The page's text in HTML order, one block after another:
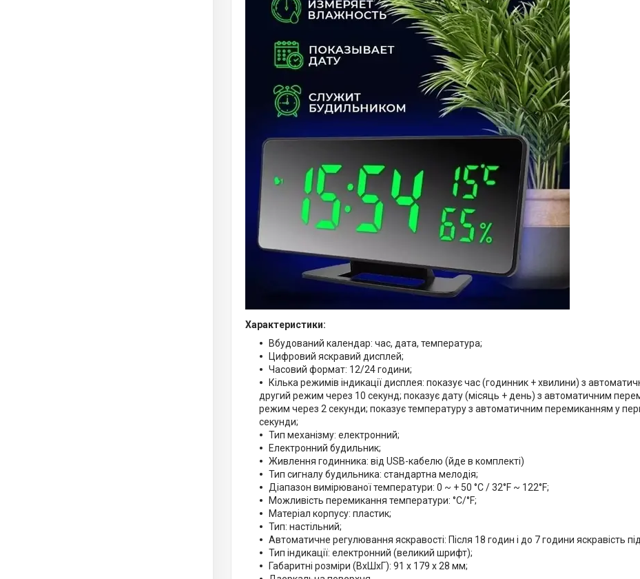
Характеристики:
Вбудований календар: час, дата, температура;
Цифровий яскравий дисплей;
Часовий формат: 12/24 години;
Кілька режимів індикації дисплея: показує час (годинник + хвилини) з
другий режим через 10 секунд; показує дату (місяць + день) з автоматичним
режим через 2 секунди; показує температуру з автоматичним перемиканням у
секунди;
Тип механізму: електронний;
Електронний будильник;
Живлення годинника: від USB-кабелю (йде в комплекті)
Тип сигналу будильника: стандартна мелодія;
Діапазон вимірюваної температури: 0 ~ + 50 °C / 32°F ~ 122°F;
Можливість перемикання температури: °С/°F;
Матеріал корпусу: пластик;
Тип: настільний;
Автоматичне регулювання яскравості: Після 18 годин і до 7 години яскравість
Тип індикації: електронний (великий шрифт);
Габаритні розміри (ВхШхГ): 91 х 179 х 28 мм;